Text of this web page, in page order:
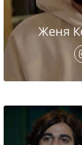
Женя